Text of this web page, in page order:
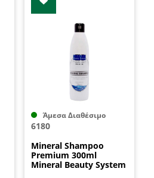
Άμεσα Διαθέσιμο
6180
Mineral Shampoo
Premium 300ml
Mineral Beauty System